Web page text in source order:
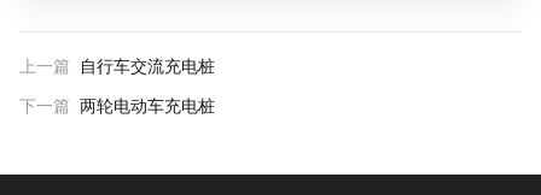
上一篇 自行车交流充电桩
下一篇 两轮电动车充电桩